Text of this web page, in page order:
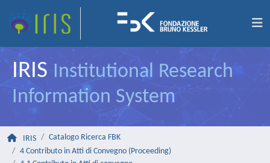
IRIS Institutional Research
Information System
IRIS
Catalogo Ricerca FBK
4 Contributo in Atti di Convegno (Proceeding)